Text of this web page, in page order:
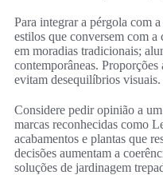
Para integrar a pérgola com
estilos que conversem com
em moradias tradicionais;
contemporâneas. Proporções
evitam desequilíbrios visuais.
Considere pedir opinião a
marcas reconhecidas como
acabamentos e plantas que
decisões aumentam a
soluções de jardinagem